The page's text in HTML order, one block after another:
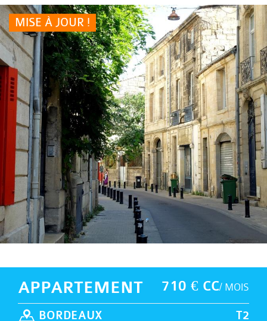
MISE À JOUR !
710 € CC/ MOIS
APPARTEMENT
T2
BORDEAUX